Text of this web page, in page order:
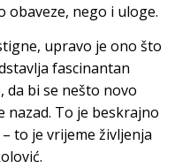
obaveze, nego i uloge.
upravo je ono što
fascinantan
da bi se nešto novo
nazad. To je beskrajno
to je vrijeme življenja